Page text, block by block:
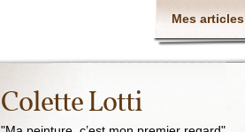
Mes articles
Colette Lotti